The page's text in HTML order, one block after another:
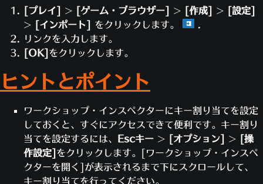
ゲーム作成画面で、[開始] をクリックしま
す。
ヒーローを選択します。
ゲームに入ると、ヒーローが炎に包まれてい
Escキーを押して [ワークショップ・エディタ
ー]をクリックし、スクリプトの設定を続けま
それでは、もう1つルールを追加して、ジャンプ中
や空中に浮かんでいる時はヒーローが炎上しないよ
うにします。
新しくルールを作ってもいいですが、ここで
は先ほど作ったものをコピーしましょう。
以下の内容のアクションを追加します。
アクション：グローバル変数を設定する
変数：
値： ヒーロー
ーロー
ここでヒーローの配列を作成します。「グロ
ーバル変数を設定」アクションが、リストの
先頭のヒーローに「L」を設定します。
操作できるヒーローが1人だけでは退屈なの
で、もっとヒーローを増やしましょう！以下
の内容のアクションを好きなだけ追加してく
ださい。
[プレイ] > [ゲーム・ブラウザー] > [作成] > [設定]
> [インポート] をクリックします。
.
リンクを入力します。
[OK] をクリックします。
ヒントとポイント
ワークショップ・インスペクターにキー割り当てを設定
しておくと、すぐにアクセスできて便利です。キー割り
当てを設定するには、
Escキー > [オプション] >
[操
作設定] をクリックします。[ワークショップ・インスペ
クターを開く]が表示されるまで下にスクロールして、
キー割り当てを行ってください。